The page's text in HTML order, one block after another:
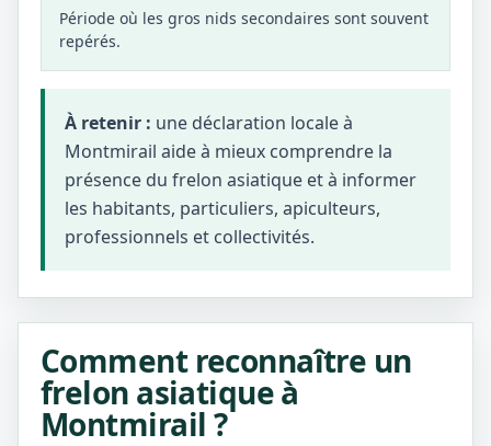
Période où les gros nids secondaires sont souvent
repérés.
À retenir : une déclaration locale à
Montmirail aide à mieux comprendre la
présence du frelon asiatique et à informer
les habitants, particuliers, apiculteurs,
professionnels et collectivités.
Comment reconnaître un
frelon asiatique à
Montmirail ?